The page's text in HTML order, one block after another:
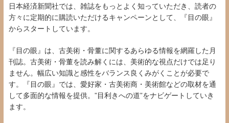
日本経済新聞社では、雑誌をもっとよく知っていただき、読者の
方々に定期的に購読いただけるキャンペーンとして、『目の眼』
からスタートしています。
『目の眼』は、古美術・骨董に関するあらゆる情報を網羅した月
刊誌。古美術・骨董を読み解くには、美術的な視点だけでは足り
ません。幅広い知識と感性をバランス良くみがくことが必要で
す。『目の眼』では、愛好家・古美術商・美術館などの取材を通
して多面的な情報を提供。”目利きへの道”をナビゲートしていき
ます。